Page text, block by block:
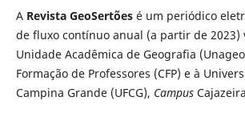
A Revista GeoSertõesé um periódico
de fluxo contínuo anual (a partir de 2023)
Unidade Acadêmica de Geografia
Formação de Professores (CFP) e à
Campina Grande (UFCG), Campus